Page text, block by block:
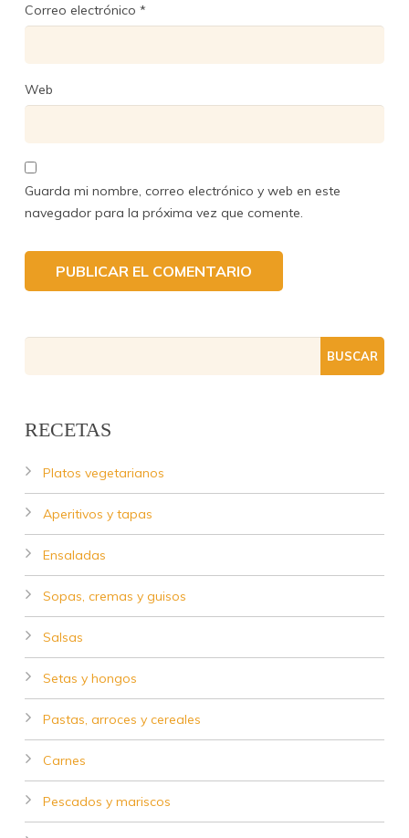
Correo electrónico *
Web
Guarda mi nombre, correo electrónico y web en este
navegador para la próxima vez que comente.
RECETAS
Platos vegetarianos
Aperitivos y tapas
Ensaladas
Sopas, cremas y guisos
Salsas
Setas y hongos
Pastas, arroces y cereales
Carnes
Pescados y mariscos